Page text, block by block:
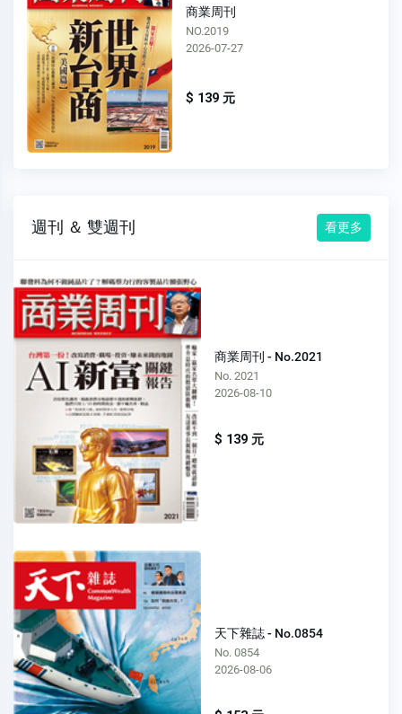
商業周刊
NO.2019
2026-07-27
$ 139 元
週刊 ＆ 雙週刊 看更多
商業周刊 - No.2021
No. 2021
2026-08-10
$ 139 元
天下雜誌 - No.0854
No. 0854
2026-08-06